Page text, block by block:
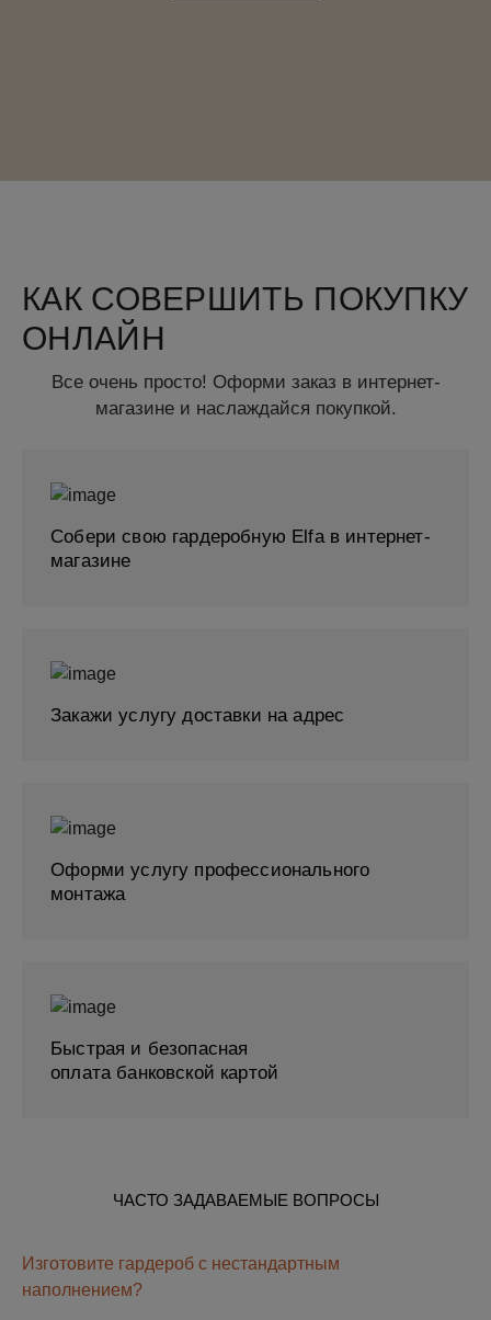
КАК СОВЕРШИТЬ ПОКУПКУ
ОНЛАЙН
Все очень просто! Оформи заказ в интернет-
магазине и наслаждайся покупкой.
Собери свою гардеробную Elfa в интернет-
магазине
Закажи услугу доставки на адрес
Оформи услугу профессионального
монтажа
Быстрая и безопасная
оплата банковской картой
ЧАСТО ЗАДАВАЕМЫЕ ВОПРОСЫ
Изготовите гардероб с нестандартным
наполнением?